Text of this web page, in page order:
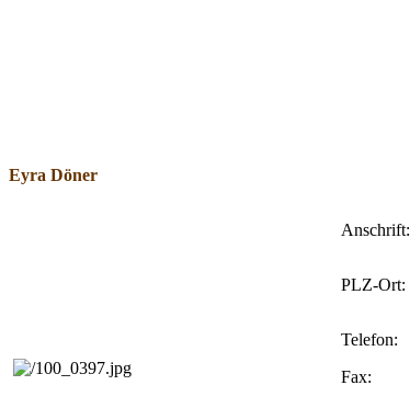
Eyra Döner
Anschrift:
PLZ-Ort:
Telefon:
Fax: